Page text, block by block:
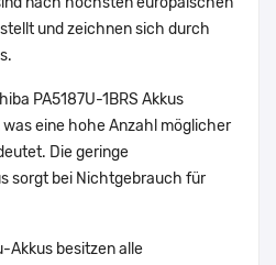
und zeichnen sich durch
PA5187U-1BRS Akkus
eine hohe Anzahl möglicher
Die geringe
sorgt bei Nichtgebrauch für
Akkus besitzen alle